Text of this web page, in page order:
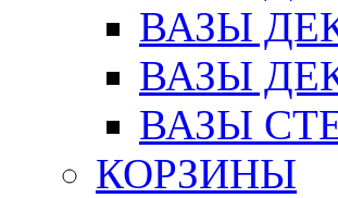
ВАЗЫ
ВАЗЫ
ВАЗЫ
КОРЗИНЫ